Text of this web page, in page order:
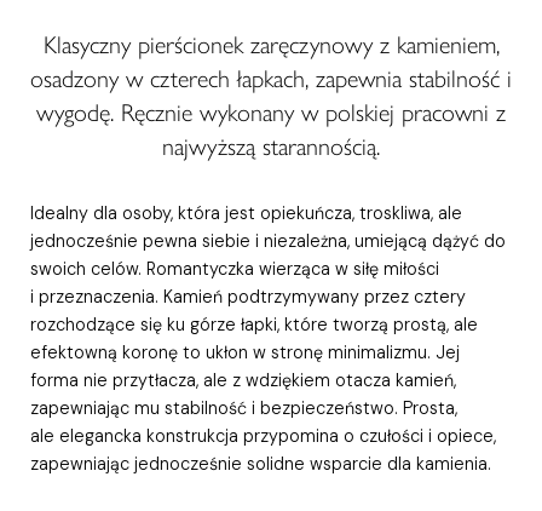
Klasyczny pierścionek zaręczynowy z kamieniem,
osadzony w czterech łapkach, zapewnia stabilność i
wygodę. Ręcznie wykonany w polskiej pracowni z
najwyższą starannością.
Idealny dla osoby, która jest opiekuńcza, troskliwa, ale
jednocześnie pewna siebie i niezależna, umiejącą dążyć do
swoich celów. Romantyczka wierząca w siłę miłości
i przeznaczenia. Kamień podtrzymywany przez cztery
rozchodzące się ku górze łapki, które tworzą prostą, ale
efektowną koronę to ukłon w stronę minimalizmu. Jej
forma nie przytłacza, ale z wdziękiem otacza kamień,
zapewniając mu stabilność i bezpieczeństwo. Prosta,
ale elegancka konstrukcja przypomina o czułości i opiece,
zapewniając jednocześnie solidne wsparcie dla kamienia.